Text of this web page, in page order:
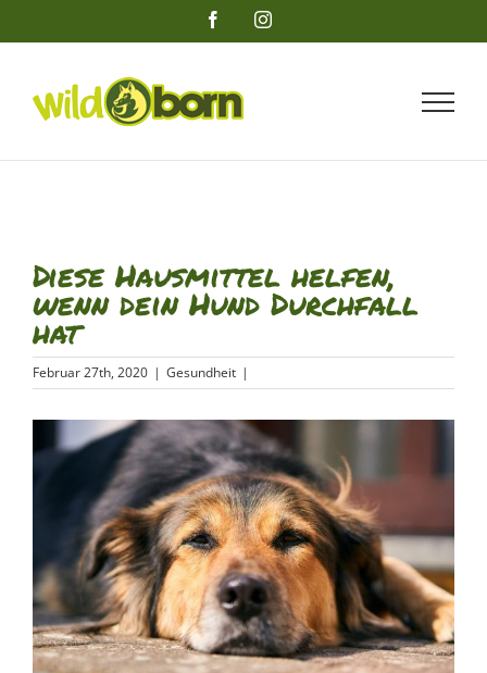
FacebookInstagram
Diese Hausmittel helfen,
wenn dein Hund Durchfall
hat
Februar 27th, 2020 | Gesundheit |